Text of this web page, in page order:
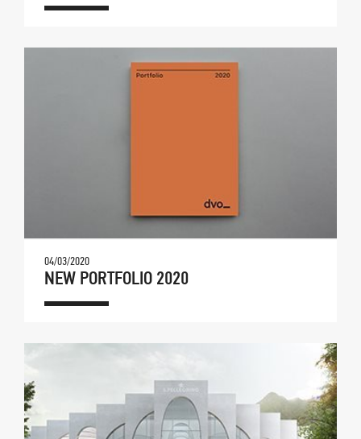
04/03/2020
NEW PORTFOLIO 2020